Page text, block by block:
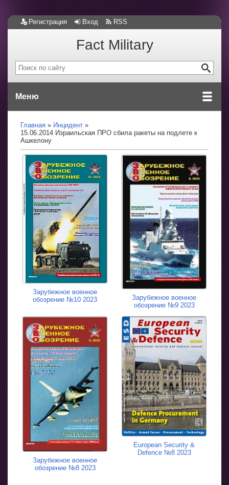
Регистрация Вход RSS
Fact Military
Меню
Главная
Инцидент
15.06.2014 Израильская ПРО сбила ракеты на подлете к
Ашкелону
Зарубежное военное
обозрение №10 2023
Зарубежное военное
обозрение №9 2023
Зарубежное военное
обозрение №8 2023
European Security &
Defence №8 2023